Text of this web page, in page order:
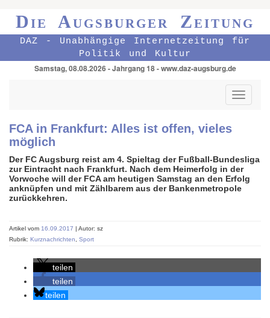
Die Augsburger Zeitung
DAZ - Unabhängige Internetzeitung für
Politik und Kultur
Samstag, 08.08.2026 - Jahrgang 18 - www.daz-augsburg.de
Toggle
FCA in Frankfurt: Alles ist offen, vieles
möglich
Der FC Augsburg reist am 4. Spieltag der Fußball-Bundesliga
zur Eintracht nach Frankfurt. Nach dem Heimerfolg in der
Vorwoche will der FCA am heutigen Samstag an den Erfolg
anknüpfen und mit Zählbarem aus der Bankenmetropole
zurückkehren.
Artikel vom 16.09.2017 | Autor: sz
Rubrik: Kurznachrichten Sport
teilen
teilen
teilen